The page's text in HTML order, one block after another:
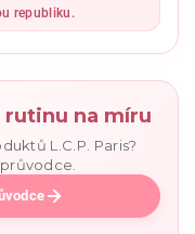
republiku.
na míru
L.C.P. Paris?